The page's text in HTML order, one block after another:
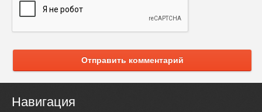
Отправить комментарий
Навигация